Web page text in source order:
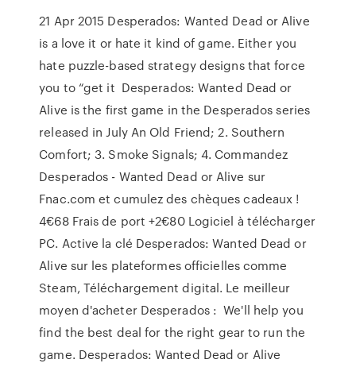
21 Apr 2015 Desperados: Wanted Dead or Alive
is a love it or hate it kind of game. Either you
hate puzzle-based strategy designs that force
you to “get it Desperados: Wanted Dead or
Alive is the first game in the Desperados series
released in July An Old Friend; 2. Southern
Comfort; 3. Smoke Signals; 4. Commandez
Desperados - Wanted Dead or Alive sur
Fnac.com et cumulez des chèques cadeaux !
4€68 Frais de port +2€80 Logiciel à télécharger
PC. Active la clé Desperados: Wanted Dead or
Alive sur les plateformes officielles comme
Steam, Téléchargement digital. Le meilleur
moyen d'acheter Desperados : We'll help you
find the best deal for the right gear to run the
game. Desperados: Wanted Dead or Alive